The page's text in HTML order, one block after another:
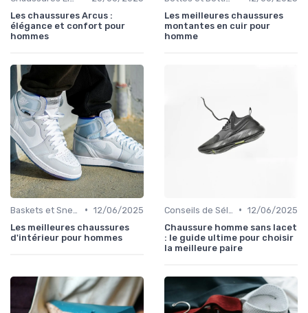
Les chaussures Arcus :
élégance et confort pour
hommes
Les meilleures chaussures
montantes en cuir pour
homme
• 12/06/2025
Les meilleures chaussures
d'intérieur pour hommes
• 12/06/2025
Chaussure homme sans lacet
: le guide ultime pour choisir
la meilleure paire